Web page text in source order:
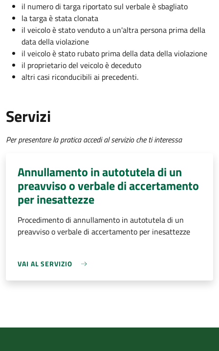
il numero di targa riportato sul verbale è sbagliato
la targa è stata clonata
il veicolo è stato venduto a un'altra persona prima della
data della violazione
il veicolo è stato rubato prima della data della violazione
il proprietario del veicolo è deceduto
altri casi riconducibili ai precedenti.
Servizi
Per presentare la pratica accedi al servizio che ti interessa
Annullamento in autotutela di un
preavviso o verbale di accertamento
per inesattezze
Procedimento di annullamento in autotutela di un
preavviso o verbale di accertamento per inesattezze
VAI AL SERVIZIO